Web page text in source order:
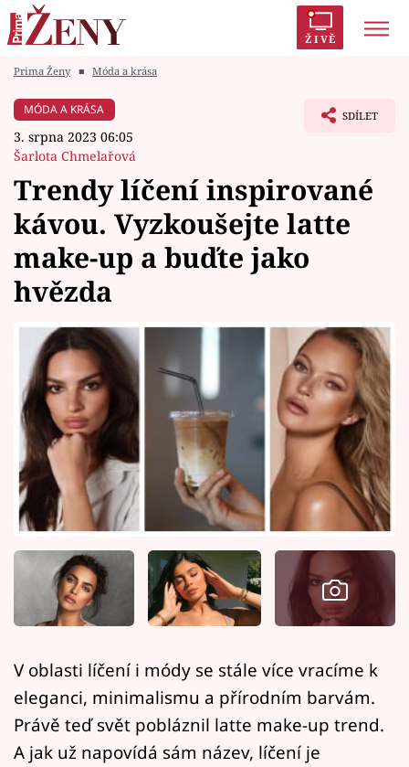
ŽIVĚ
Módní alarm
Témata
Celebrity
Vztahy
Seriály
Horoskopy
Sledujte prima+
Filmový festival Karlovy Vary
Pořady
Mámy sobě
Sledujte nás
Prima Ženy ■ Móda a krása
MÓDA A KRÁSA
3. srpna 2023 06:05
Šarlota Chmelařová
SDÍLET
Trendy líčení inspirované
kávou. Vyzkoušejte latte
make-up a buďte jako
hvězda
V oblasti líčení i módy se stále více vracíme k
eleganci, minimalismu a přírodním barvám.
Právě teď svět pobláznil latte make-up trend.
A jak už napovídá sám název, líčení je